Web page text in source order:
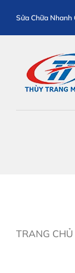
qua
nội
Sửa Chữa Nhanh
TRANG CHỦ